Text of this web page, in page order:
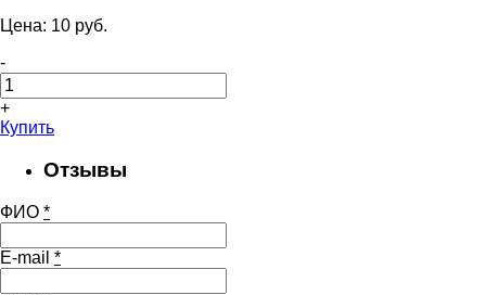
Цена: 10 pуб.
-
+
Купить
Отзывы
ФИО *
E-mail *